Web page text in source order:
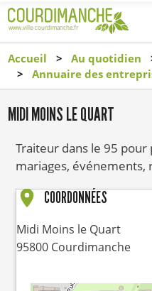
Accueil Au quotidien
Annuaire des
MIDI MOINS LE QUART
Traiteur dans le 95
mariages, événements,
COORDONNÉES
Midi Moins le Quart
95800 Courdimanche